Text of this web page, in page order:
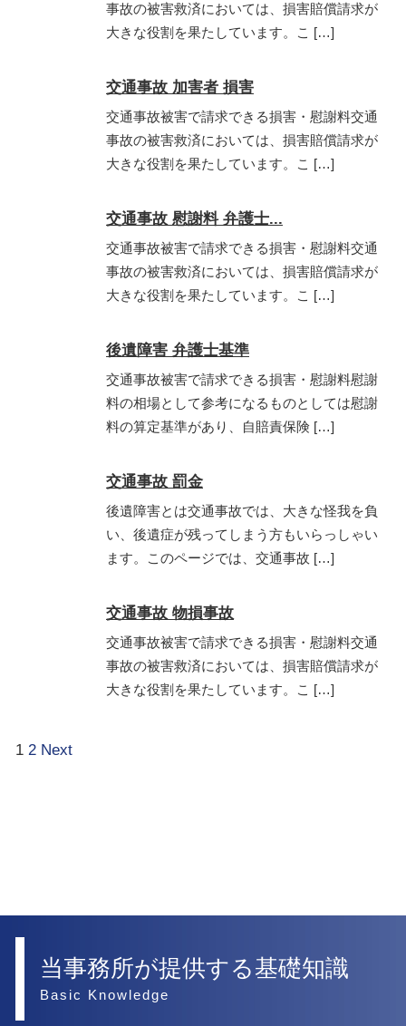
事故の被害救済においては、損害賠償請求が
大きな役割を果たしています。こ […]
交通事故 加害者 損害
交通事故被害で請求できる損害・慰謝料交通
事故の被害救済においては、損害賠償請求が
大きな役割を果たしています。こ […]
交通事故 慰謝料 弁護士...
交通事故被害で請求できる損害・慰謝料交通
事故の被害救済においては、損害賠償請求が
大きな役割を果たしています。こ […]
後遺障害 弁護士基準
交通事故被害で請求できる損害・慰謝料慰謝
料の相場として参考になるものとしては慰謝
料の算定基準があり、自賠責保険 […]
交通事故 罰金
後遺障害とは交通事故では、大きな怪我を負
い、後遺症が残ってしまう方もいらっしゃい
ます。このページでは、交通事故 […]
交通事故 物損事故
交通事故被害で請求できる損害・慰謝料交通
事故の被害救済においては、損害賠償請求が
大きな役割を果たしています。こ […]
1 2 Next
当事務所が提供する基礎知識
Basic Knowledge